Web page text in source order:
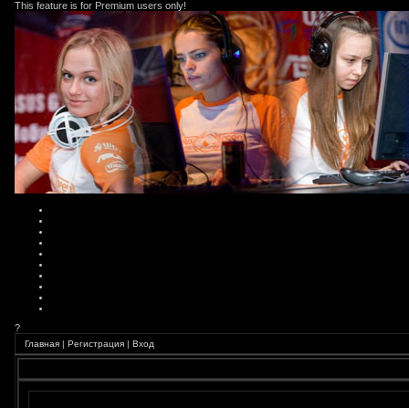
This feature is for Premium users only!
?
Главная | Регистрация | Вход